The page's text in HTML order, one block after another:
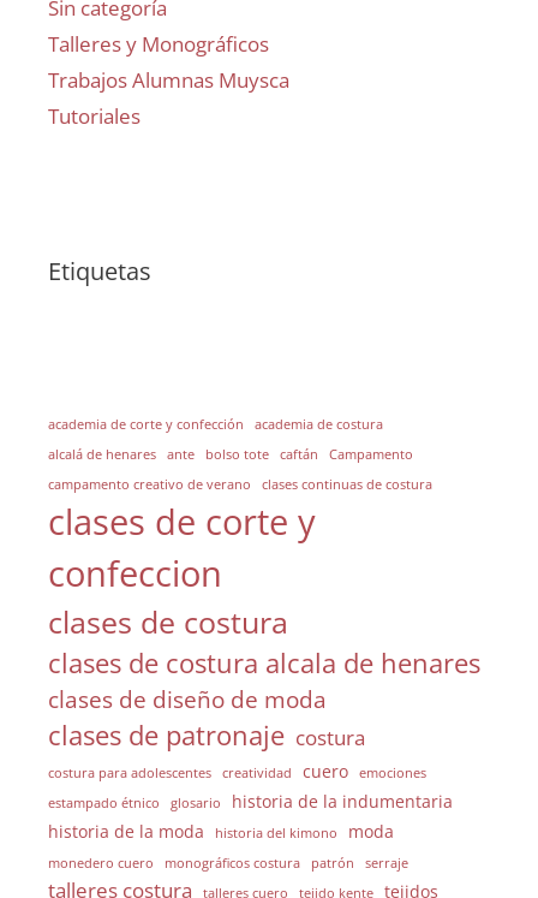
Sin categoría
Talleres y Monográficos
Trabajos Alumnas Muysca
Tutoriales
Etiquetas
academia de corte y confección
academia de costura
alcalá de henares
ante bolso tote caftán
Campamento
campamento creativo de verano
clases continuas de costura
clases de corte y
confeccion
clases de costura
clases de costura alcala de henares
clases de diseño de moda
clases de patronaje costura
costura para adolescentes creatividad cuero
emociones
estampado étnico
glosario
historia de la indumentaria
historia de la moda
historia del kimono moda
monedero cuero monográficos costura patrón serraje
talleres costura talleres cuero tejido kente tejidos